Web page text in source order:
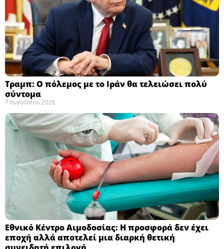
Τραμπ: Ο πόλεμος με το Ιράν θα τελειώσει πολύ
σύντομα ​
7 Αυγούστου 2026
Εθνικό Κέντρο Αιμοδοσίας: H προσφορά δεν έχει
εποχή αλλά αποτελεί μια διαρκή θετική